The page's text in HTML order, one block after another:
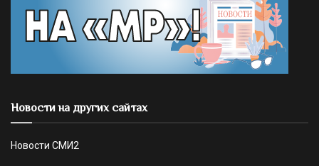
Новости на других сайтах
Новости СМИ2